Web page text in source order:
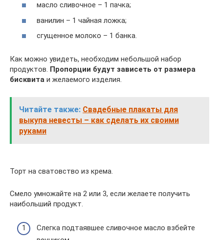
масло сливочное – 1 пачка;
ванилин – 1 чайная ложка;
сгущенное молоко – 1 банка.
Как можно увидеть, необходим небольшой набор
продуктов. Пропорции будут зависеть от размера
бисквита и желаемого изделия.
Читайте также: Свадебные плакаты для
выкупа невесты – как сделать их своими
руками
Торт на сватовство из крема.
Смело умножайте на 2 или 3, если желаете получить
наибольший продукт.
Слегка подтаявшее сливочное масло взбейте